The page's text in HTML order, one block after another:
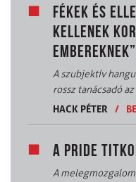
FÉKEK ÉS
KELLENEK
A szubjektív
rossz tanácsadó
HACK PÉTER
/
A PRIDE
A